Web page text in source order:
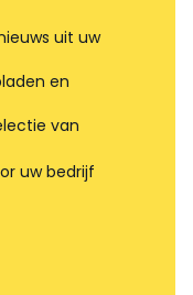
uit uw
en
van
uw bedrijf